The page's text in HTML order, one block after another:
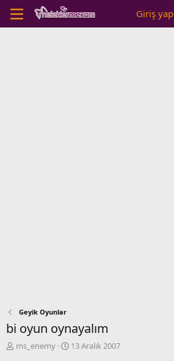
Giriş yap
Geyik Oyunlar
bi oyun oynayalım
K
ms_enemy
B13 Aralık 2007